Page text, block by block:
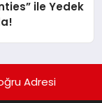
ile Yedek
Adresi